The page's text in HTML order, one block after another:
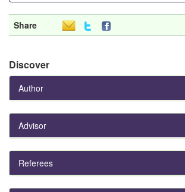
Share
Discover
Author
Advisor
Referees